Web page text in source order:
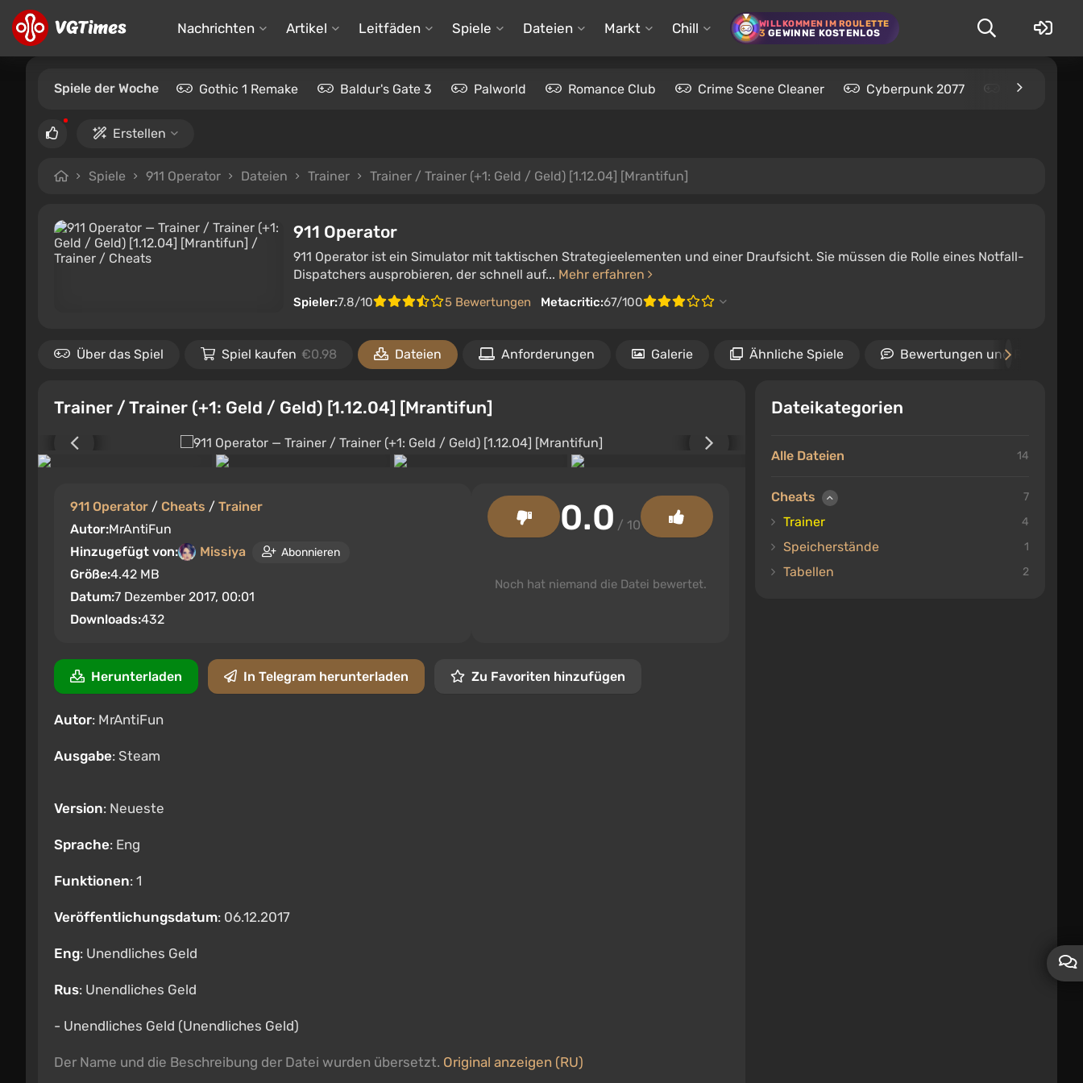
Nachrichten Artikel Leitfäden Spiele Dateien Markt Chill WILLKOMMEN IM ROULETTE
3 GEWINNE KOSTENLOS
Spiele der Woche Gothic 1 Remake Baldur's Gate 3 Palworld Romance Club Crime Scene Cleaner Cyberpunk 2077 Kingdom
Erstellen
Spiele 911 Operator Dateien Trainer Trainer / Trainer (+1: Geld / Geld) [1.12.04] [Mrantifun]
911 Operator
911 Operator ist ein Simulator mit taktischen Strategieelementen und einer Draufsicht. Sie müssen die Rolle eines Notfall-
Dispatchers ausprobieren, der schnell auf... Mehr erfahren
Spieler:7.8/10 5 Bewertungen Metacritic:67/100
Über das Spiel Spiel kaufen €0.98 Dateien Anforderungen Galerie Ähnliche Spiele Bewertungen und
Dateikategorien
Alle Dateien 14
Cheats 7
Trainer 4
Speicherstände 1
Tabellen 2
Trainer / Trainer (+1: Geld / Geld) [1.12.04] [Mrantifun]
911 Operator / Cheats / Trainer
Autor:MrAntiFun
Hinzugefügt von:
Missiya Abonnieren
Größe:4.42 MB
Datum:7 Dezember 2017, 00:01
Downloads:432
0.0 / 10
Noch hat niemand die Datei bewertet.
Herunterladen In Telegram herunterladen Zu Favoriten hinzufügen
Autor: MrAntiFun
Ausgabe: Steam
Version: Neueste
Sprache: Eng
Funktionen: 1
Veröffentlichungsdatum: 06.12.2017
Eng: Unendliches Geld
Rus: Unendliches Geld
- Unendliches Geld (Unendliches Geld)
Der Name und die Beschreibung der Datei wurden übersetzt. Original anzeigen (RU)